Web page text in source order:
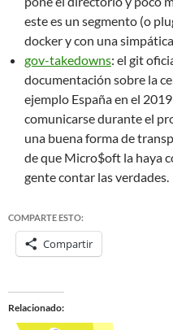
este es un segmento (o
docker y con una
gov-takedowns: el git
documentación sobre la
ejemplo España en el
comunicarse durante el
una buena forma de
de que Micro$oft la haya
gente contar las verdades.
COMPARTE ESTO:
Compartir
Relacionado